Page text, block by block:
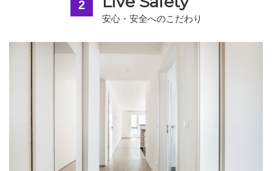
2
安心・安全へのこだわり